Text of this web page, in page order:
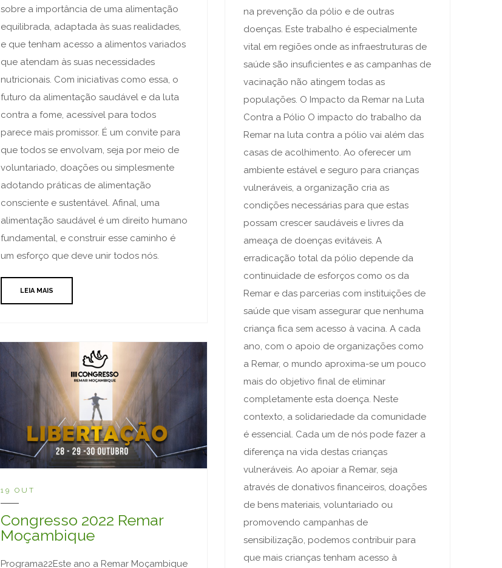
sobre a importância de uma alimentação
equilibrada, adaptada às suas realidades,
e que tenham acesso a alimentos variados
que atendam às suas necessidades
nutricionais. Com iniciativas como essa, o
futuro da alimentação saudável e da luta
contra a fome, acessível para todos
parece mais promissor. É um convite para
que todos se envolvam, seja por meio de
voluntariado, doações ou simplesmente
adotando práticas de alimentação
consciente e sustentável. Afinal, uma
alimentação saudável é um direito humano
fundamental, e construir esse caminho é
um esforço que deve unir todos nós.
LEIA MAIS
na prevenção da pólio e de outras
doenças. Este trabalho é especialmente
vital em regiões onde as infraestruturas de
saúde são insuficientes e as campanhas de
vacinação não atingem todas as
populações. O Impacto da Remar na Luta
Contra a Pólio O impacto do trabalho da
Remar na luta contra a pólio vai além das
casas de acolhimento. Ao oferecer um
ambiente estável e seguro para crianças
vulneráveis, a organização cria as
condições necessárias para que estas
possam crescer saudáveis e livres da
ameaça de doenças evitáveis. A
erradicação total da pólio depende da
continuidade de esforços como os da
Remar e das parcerias com instituições de
saúde que visam assegurar que nenhuma
criança fica sem acesso à vacina. A cada
ano, com o apoio de organizações como
a Remar, o mundo aproxima-se um pouco
mais do objetivo final de eliminar
completamente esta doença. Neste
contexto, a solidariedade da comunidade
é essencial. Cada um de nós pode fazer a
diferença na vida destas crianças
vulneráveis. Ao apoiar a Remar, seja
através de donativos financeiros, doações
de bens materiais, voluntariado ou
promovendo campanhas de
sensibilização, podemos contribuir para
que mais crianças tenham acesso à
19 OUT
Congresso 2022 Remar
Moçambique
Programa22Este ano a Remar Moçambique